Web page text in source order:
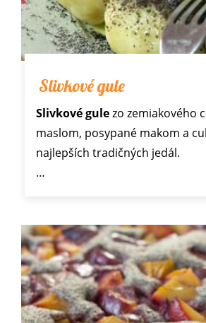
Slivkové gule
Slivkové gulezo zemiakového
maslom, posypané makom a
najlepších tradičných jedál.
…